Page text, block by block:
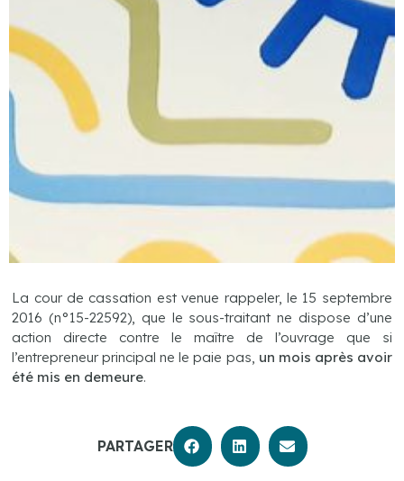
La cour de cassation est venue rappeler, le 15 septembre
2016 (n°15-22592), que le sous-traitant ne dispose d’une
action directe contre le maître de l’ouvrage que si
l’entrepreneur principal ne le paie pas, un mois après avoir
été mis en demeure.
PARTAGER